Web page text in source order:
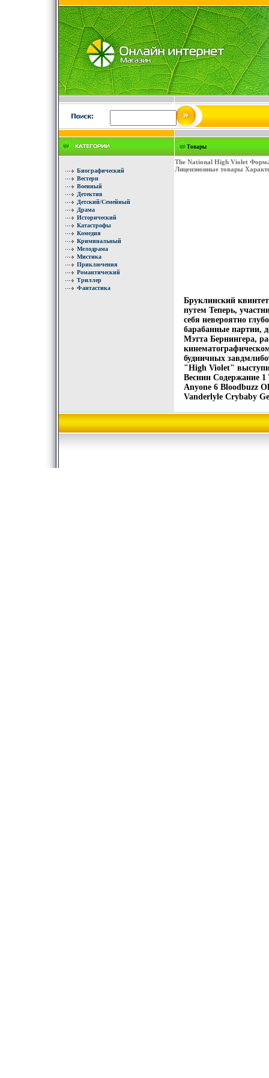
Биографический
Вестерн
Военный
Детектив
Детский/Семейный
Драма
Исторический
Катастрофы
Комедия
Криминальный
Мелодрама
Мистика
Приключения
Романтический
Триллер
Фантастика
Товары
The National High Violet
Лицензионные товары
Бруклинский
путем Теперь,
себя невероятно
барабанные партии,
Мэтта Бернингера,
будничных
"High Violet"
Веснин Содержание
Anyone 6 Bloodbuzz
Vanderlyle Crybaby